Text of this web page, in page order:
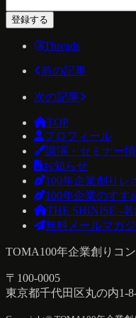
Threads
前の記事
次の記事
TOP
プロフィール
講演・セミナー
お知らせ
100年企業創りレ
100年企業のすす
THE SHINISE -
無料メールマガ
TOMA100年企業創りコ
〒100-0005
東京都千代田区丸の内